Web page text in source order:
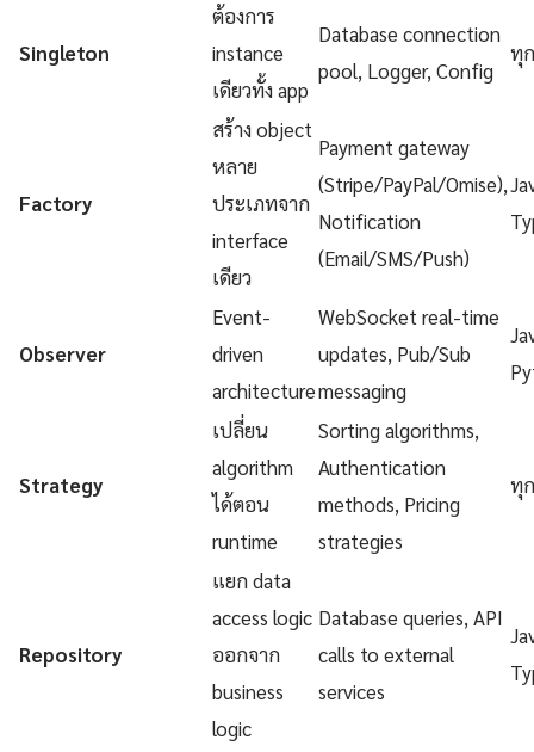
Singleton
ต้องการ
instance
เดียวทั้ง app
Database connection
pool, Logger, Config
ทุ
Factory
สร้าง object
หลาย
ประเภทจาก
interface
เดียว
Payment gateway
(Stripe/PayPal/Omise),
Notification
(Email/SMS/Push)
Observer
Event-
driven
architecture
WebSocket real-time
updates, Pub/Sub
messaging
Strategy
เปลี่ยน
algorithm
ได้ตอน
runtime
Sorting algorithms,
Authentication
methods, Pricing
strategies
ทุ
Repository
แยก data
access logic
ออกจาก
business
logic
Database queries, API
calls to external
services